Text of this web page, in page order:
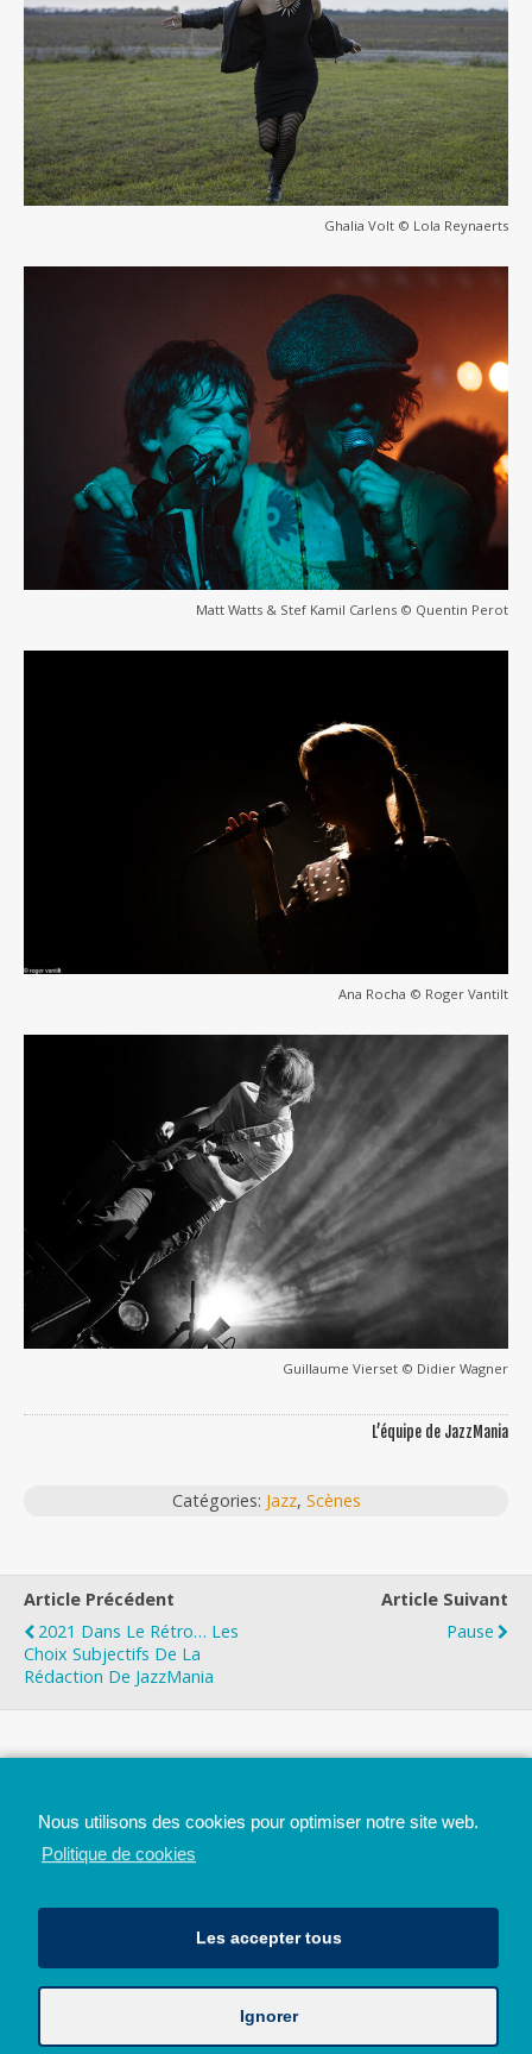
Ghalia Volt © Lola Reynaerts
Matt Watts & Stef Kamil Carlens © Quentin Perot
Ana Rocha © Roger Vantilt
Guillaume Vierset © Didier Wagner
L’équipe de JazzMania
Catégories: Jazz, Scènes
Article Précédent
2021 Dans Le Rétro… Les
Choix Subjectifs De La
Rédaction De JazzMania
Article Suivant
Pause
Avec le soutien de la Province de Liège
Nous utilisons des cookies pour optimiser notre site web.
Politique de cookies
Les accepter tous
Ignorer